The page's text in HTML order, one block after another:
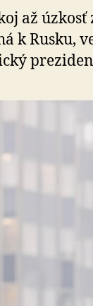
vás
cíti
nepokoj
až
k Rusku,